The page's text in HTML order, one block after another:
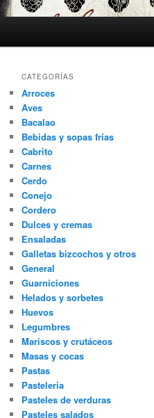
CATEGORÍAS
Arroces
Aves
Bacalao
Bebidas y sopas frías
Cabrito
Carnes
Cerdo
Conejo
Cordero
Dulces y cremas
Ensaladas
Galletas bizcochos y otros
General
Guarniciones
Helados y sorbetes
Huevos
Legumbres
Mariscos y crutáceos
Masas y cocas
Pastas
Pasteleria
Pasteles de verduras
Pasteles salados